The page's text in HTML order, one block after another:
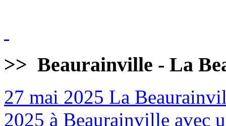
>> Beaurainville - La
27 mai 2025 La
2025 à Beaurainville avec